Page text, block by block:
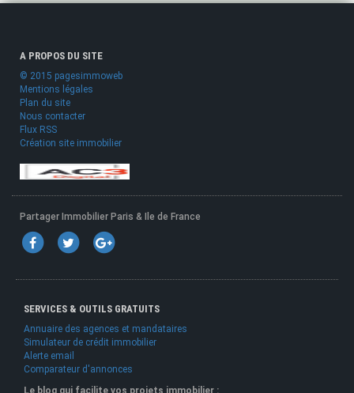
A PROPOS DU SITE
© 2015 pagesimmoweb
Mentions légales
Plan du site
Nous contacter
Flux RSS
Création site immobilier
Partager Immobilier Paris & Ile de France
SERVICES & OUTILS GRATUITS
Annuaire des agences et mandataires
Simulateur de crédit immobilier
Alerte email
Comparateur d'annonces
Le blog qui facilite vos projets immobilier :